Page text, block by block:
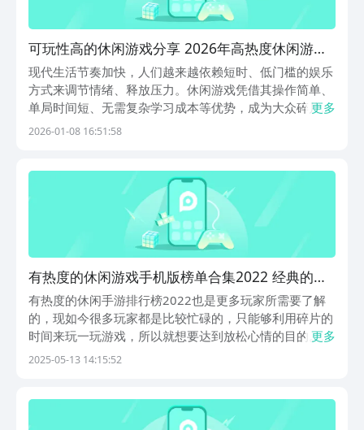
可玩性高的休闲游戏分享 2026年高热度休闲游戏
手机版榜单合集
现代生活节奏加快，人们越来越依赖短时、低门槛的娱乐
方式来调节情绪、释放压力。休闲游戏凭借其操作简单、
单局时间短、无需复杂学习成本等优势，成为大众碎片化
时间里的理想选择。这类游戏不追求高强度对抗或深度剧
更多
2026-01-08 16:51:58
有热度的休闲游戏手机版榜单合集2022 经典的休
闲益智手游分享
有热度的休闲手游排行榜2022也是更多玩家所需要了解
的，现如今很多玩家都是比较忙碌的，只能够利用碎片的
时间来玩一玩游戏，所以就想要达到放松心情的目的。今
天小编整理的这几款游戏不仅仅有着一定的休闲性，还是
更多
2025-05-13 14:15:52